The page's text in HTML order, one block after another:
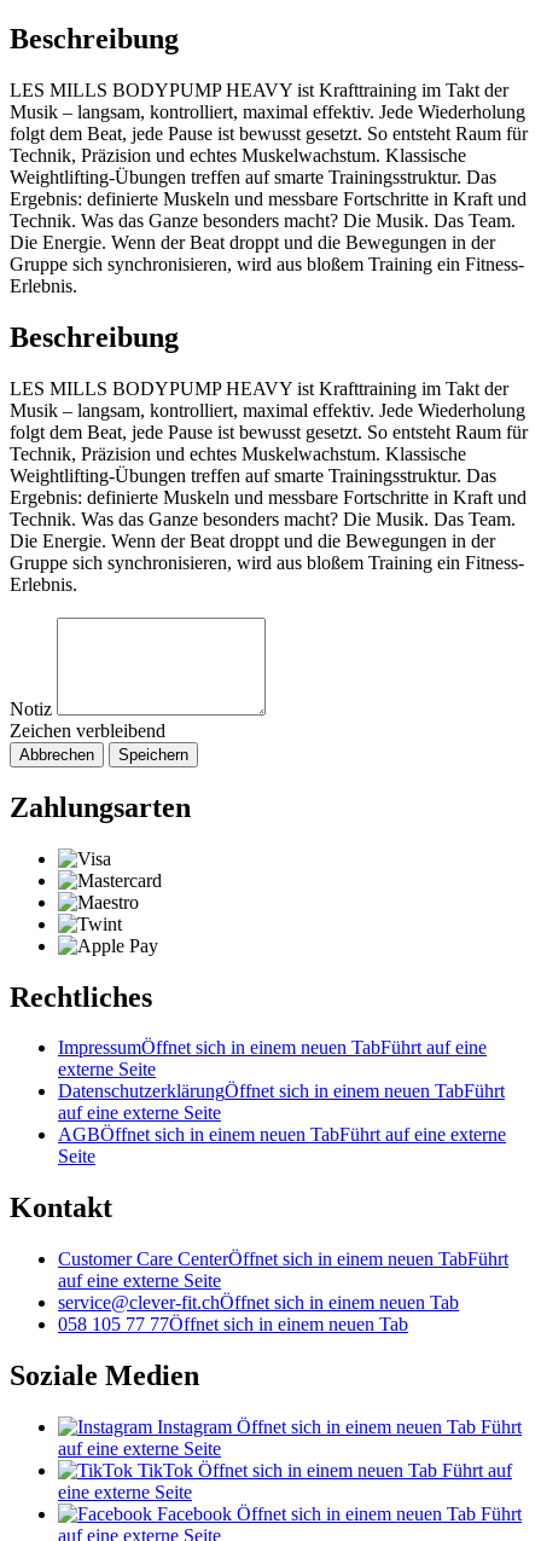
Beschreibung
LES MILLS BODYPUMP HEAVY ist Krafttraining im Takt der
Musik – langsam, kontrolliert, maximal effektiv. Jede Wiederholung
folgt dem Beat, jede Pause ist bewusst gesetzt. So entsteht Raum für
Technik, Präzision und echtes Muskelwachstum. Klassische
Weightlifting-Übungen treffen auf smarte Trainingsstruktur. Das
Ergebnis: definierte Muskeln und messbare Fortschritte in Kraft und
Technik. Was das Ganze besonders macht? Die Musik. Das Team.
Die Energie. Wenn der Beat droppt und die Bewegungen in der
Gruppe sich synchronisieren, wird aus bloßem Training ein Fitness-
Erlebnis.
Beschreibung
LES MILLS BODYPUMP HEAVY ist Krafttraining im Takt der
Musik – langsam, kontrolliert, maximal effektiv. Jede Wiederholung
folgt dem Beat, jede Pause ist bewusst gesetzt. So entsteht Raum für
Technik, Präzision und echtes Muskelwachstum. Klassische
Weightlifting-Übungen treffen auf smarte Trainingsstruktur. Das
Ergebnis: definierte Muskeln und messbare Fortschritte in Kraft und
Technik. Was das Ganze besonders macht? Die Musik. Das Team.
Die Energie. Wenn der Beat droppt und die Bewegungen in der
Gruppe sich synchronisieren, wird aus bloßem Training ein Fitness-
Erlebnis.
Notiz
Zeichen verbleibend
Abbrechen Speichern
Zahlungsarten
Rechtliches
ImpressumÖffnet sich in einem neuen TabFührt auf eine
externe Seite
DatenschutzerklärungÖffnet sich in einem neuen TabFührt
auf eine externe Seite
AGBÖffnet sich in einem neuen TabFührt auf eine externe
Seite
Kontakt
Customer Care CenterÖffnet sich in einem neuen TabFührt
auf eine externe Seite
service@clever-fit.chÖffnet sich in einem neuen Tab
058 105 77 77Öffnet sich in einem neuen Tab
Soziale Medien
Instagram Öffnet sich in einem neuen Tab Führt
auf eine externe Seite
TikTok Öffnet sich in einem neuen Tab Führt auf
eine externe Seite
Facebook Öffnet sich in einem neuen Tab Führt
auf eine externe Seite